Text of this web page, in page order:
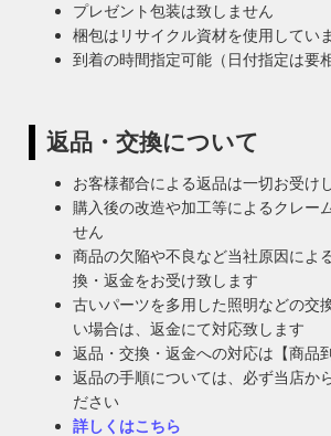
プレゼント包装は致しません
梱包はリサイクル資材を使用してい
到着の時間指定可能（日付指定は要相
返品・交換について
お客様都合による返品は一切お受け
購入後の改造や加工等によるクレー
せん
商品の欠陥や不良など当社原因によ
換・返金をお受け致します
古いパーツを多用した照明などの交
い場合は、返金にて対応致します
返品・交換・返金への対応は【商品
返品の手順については、必ず当店か
ださい
詳しくはこちら